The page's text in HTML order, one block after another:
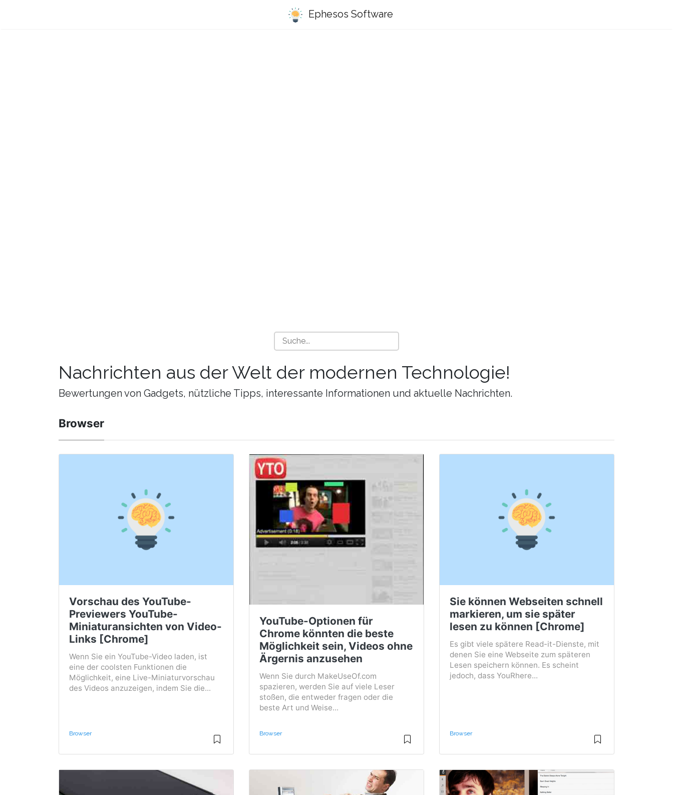
Ephesos Software
Nachrichten aus der Welt der modernen Technologie!
Bewertungen von Gadgets, nützliche Tipps, interessante Informationen und aktuelle Nachrichten.
Browser
Vorschau des YouTube-
Previewers YouTube-
Miniaturansichten von Video-
Links [Chrome]
Wenn Sie ein YouTube-Video laden, ist
eine der coolsten Funktionen die
Möglichkeit, eine Live-Miniaturvorschau
des Videos anzuzeigen, indem Sie die...
Browser
YouTube-Optionen für
Chrome könnten die beste
Möglichkeit sein, Videos ohne
Ärgernis anzusehen
Wenn Sie durch MakeUseOf.com
spazieren, werden Sie auf viele Leser
stoßen, die entweder fragen oder die
beste Art und Weise...
Browser
Sie können Webseiten schnell
markieren, um sie später
lesen zu können [Chrome]
Es gibt viele spätere Read-it-Dienste, mit
denen Sie eine Webseite zum späteren
Lesen speichern können. Es scheint
jedoch, dass YouRhere...
Browser